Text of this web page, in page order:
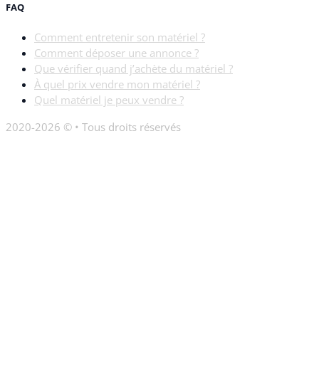
FAQ
Comment entretenir son matériel ?
Comment déposer une annonce ?
Que vérifier quand j’achète du matériel ?
À quel prix vendre mon matériel ?
Quel matériel je peux vendre ?
2020-2026 © • Tous droits réservés